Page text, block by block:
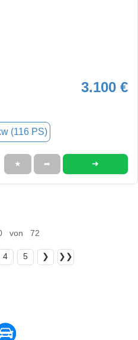
3.100 €
(116 PS)
★ ➦ ➜
von 72
4 5 ❯ ❯❯